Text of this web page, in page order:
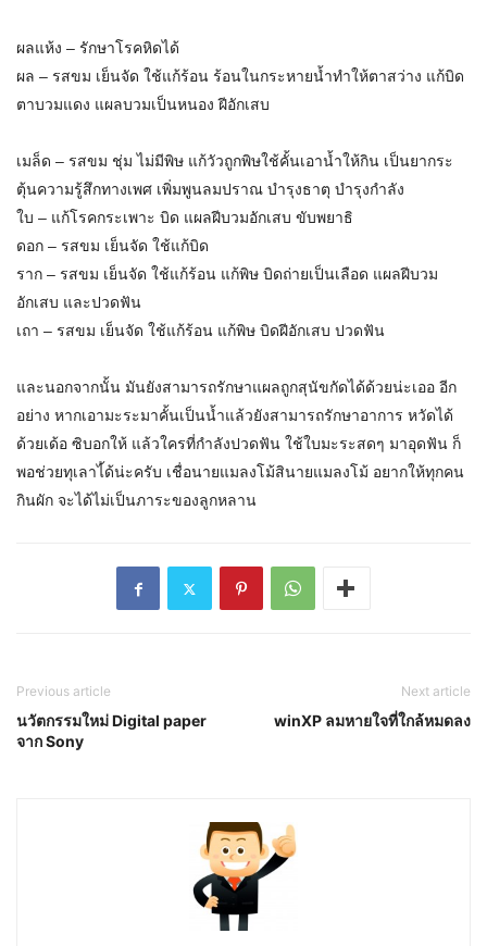
ผลแห้ง – รักษาโรคหิดได้
ผล – รสขม เย็นจัด ใช้แก้ร้อน ร้อนในกระหายน้ำทำให้ตาสว่าง แก้บิด
ตาบวมแดง แผลบวมเป็นหนอง ฝีอักเสบ
เมล็ด – รสขม ชุ่ม ไม่มีพิษ แก้วัวถูกพิษใช้คั้นเอาน้ำให้กิน เป็นยากระ
ตุ้นความรู้สึกทางเพศ เพิ่มพูนลมปราณ บำรุงธาตุ บำรุงกำลัง
ใบ – แก้โรคกระเพาะ บิด แผลฝีบวมอักเสบ ขับพยาธิ
ดอก – รสขม เย็นจัด ใช้แก้บิด
ราก – รสขม เย็นจัด ใช้แก้ร้อน แก้พิษ บิดถ่ายเป็นเลือด แผลฝีบวม
อักเสบ และปวดฟัน
เถา – รสขม เย็นจัด ใช้แก้ร้อน แก้พิษ บิดฝีอักเสบ ปวดฟัน
และนอกจากนั้น มันยังสามารถรักษาแผลถูกสุนัขกัดได้ด้วยน่ะเออ อีก
อย่าง หากเอามะระมาคั้นเป็นน้ำแล้วยังสามารถรักษาอาการ หวัดได้
ด้วยเด้อ ซิบอกให้ แล้วใครที่กำลังปวดฟัน ใช้ใบมะระสดๆ มาอุดฟัน ก็
พอช่วยทุเลาไ้ด้น่ะครับ เชื่อนายแมลงโม้สินายแมลงโม้ อยากให้ทุกคน
กินผัก จะได้ไม่เป็นภาระของลูกหลาน
Previous article
นวัตกรรมใหม่ Digital paper
จาก Sony
Next article
winXP ลมหายใจที่ใกล้หมดลง